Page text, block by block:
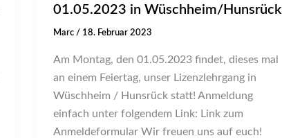
01.05.2023 in Wüschheim/Hunsrück
Marc / 18. Februar 2023
Am Montag, den 01.05.2023 findet, dieses mal
an einem Feiertag, unser Lizenzlehrgang in
Wüschheim / Hunsrück statt! Anmeldung
einfach unter folgendem Link: Link zum
Anmeldeformular Wir freuen uns auf euch!